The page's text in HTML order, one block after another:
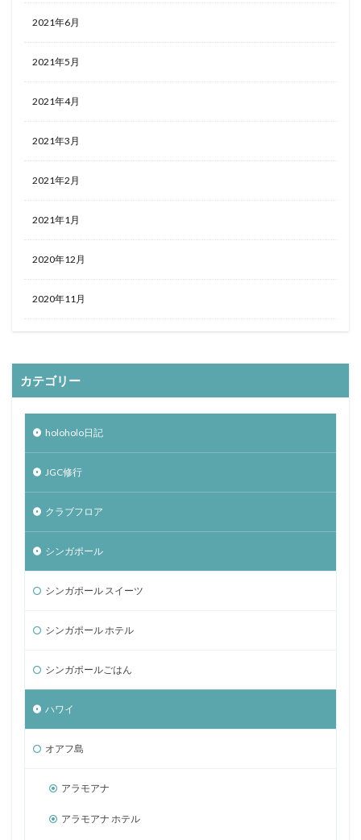
2021年6月
2021年5月
2021年4月
2021年3月
2021年2月
2021年1月
2020年12月
2020年11月
カテゴリー
holoholo日記
JGC修行
クラブフロア
シンガポール
シンガポール スイーツ
シンガポール ホテル
シンガポールごはん
ハワイ
オアフ島
アラモアナ
アラモアナ ホテル